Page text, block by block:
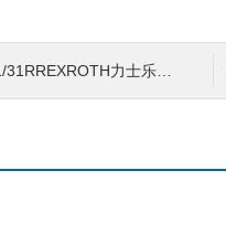
力士乐柱塞泵维修